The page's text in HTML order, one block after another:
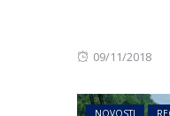
Posted
09/11/2018